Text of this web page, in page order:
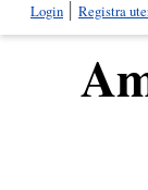
Login
Registra